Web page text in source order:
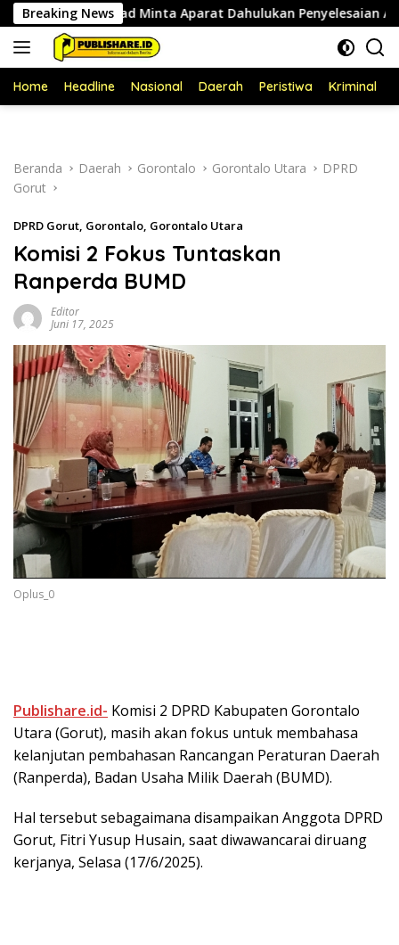
Langsung
ke
konten
Breaking News
Ahmad Minta Aparat Dahulukan Penyelesaian Administratif
Home Headline Nasional Daerah Peristiwa Kriminal
Beranda Daerah Gorontalo Gorontalo Utara
DPRD
Gorut
DPRD Gorut, Gorontalo, Gorontalo Utara
Komisi 2 Fokus Tuntaskan
Ranperda BUMD
Editor
Juni 17, 2025
Oplus_0
Publishare.id- Komisi 2 DPRD Kabupaten Gorontalo
Utara (Gorut), masih akan fokus untuk membahasa
kelanjutan pembahasan Rancangan Peraturan Daerah
(Ranperda), Badan Usaha Milik Daerah (BUMD).
Hal tersebut sebagaimana disampaikan Anggota DPRD
Gorut, Fitri Yusup Husain, saat diwawancarai diruang
kerjanya, Selasa (17/6/2025).